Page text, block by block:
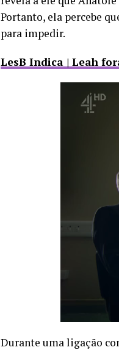
Portanto, ela percebe
para impedir.
LesB Indica | Leah
Durante uma ligação